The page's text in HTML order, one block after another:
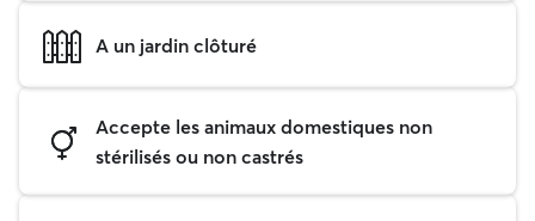
A un jardin clôturé
Accepte les animaux domestiques non
stérilisés ou non castrés